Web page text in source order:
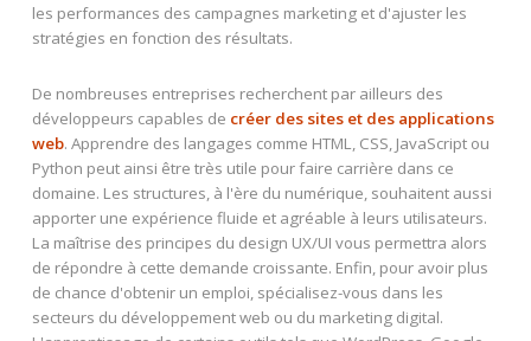
les performances des campagnes marketing et d'ajuster les
stratégies en fonction des résultats.
De nombreuses entreprises recherchent par ailleurs des
développeurs capables de créer des sites et des applications
web. Apprendre des langages comme HTML, CSS, JavaScript ou
Python peut ainsi être très utile pour faire carrière dans ce
domaine. Les structures, à l'ère du numérique, souhaitent aussi
apporter une expérience fluide et agréable à leurs utilisateurs.
La maîtrise des principes du design UX/UI vous permettra alors
de répondre à cette demande croissante. Enfin, pour avoir plus
de chance d'obtenir un emploi, spécialisez-vous dans les
secteurs du développement web ou du marketing digital.